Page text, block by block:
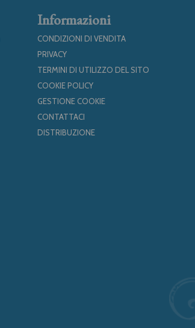
Informazioni
CONDIZIONI DI VENDITA
PRIVACY
TERMINI DI UTILIZZO DEL SITO
COOKIE POLICY
GESTIONE COOKIE
CONTATTACI
DISTRIBUZIONE